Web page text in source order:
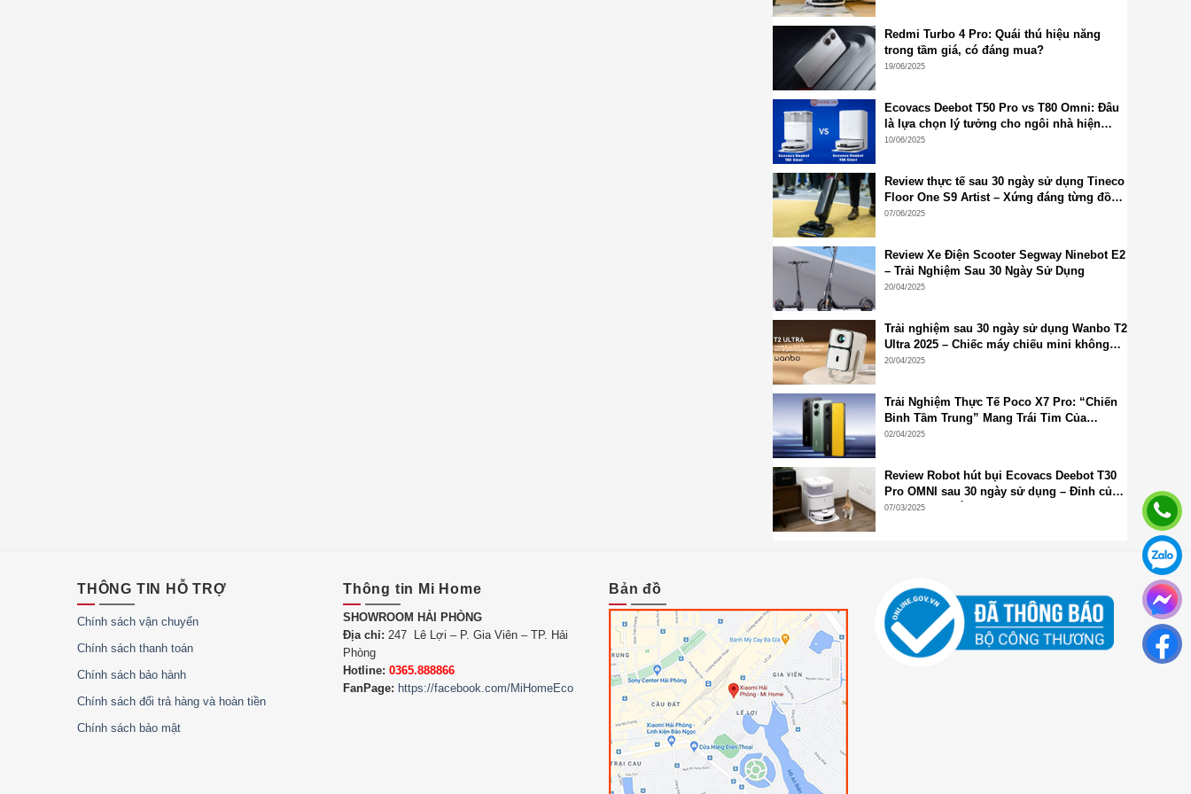
Redmi Turbo 4 Pro: Quái thú hiệu năng
trong tầm giá, có đáng mua?
19/06/2025
Ecovacs Deebot T50 Pro vs T80 Omni: Đâu
là lựa chọn lý tưởng cho ngôi nhà hiện
đại?
10/06/2025
Review thực tế sau 30 ngày sử dụng Tineco
Floor One S9 Artist – Xứng đáng từng đồng
bỏ ra
07/06/2025
Review Xe Điện Scooter Segway Ninebot E2
– Trải Nghiệm Sau 30 Ngày Sử Dụng
20/04/2025
Trải nghiệm sau 30 ngày sử dụng Wanbo T2
Ultra 2025 – Chiếc máy chiếu mini không
thể thiếu cho góc giải trí tại gia
20/04/2025
Trải Nghiệm Thực Tế Poco X7 Pro: “Chiến
Binh Tầm Trung” Mang Trái Tim Của
Flagship
02/04/2025
Review Robot hút bụi Ecovacs Deebot T30
Pro OMNI sau 30 ngày sử dụng – Đỉnh của
chóp dù ra mắt đã lâu!
07/03/2025
THÔNG TIN HỖ TRỢ
Chính sách vận chuyển
Chính sách thanh toán
Chính sách bảo hành
Chính sách đổi trả hàng và hoàn tiền
Chính sách bảo mật
Thông tin Mi Home
SHOWROOM HẢI PHÒNG
Địa chỉ: 247 Lê Lợi – P. Gia Viên – TP. Hải
Phòng
Hotline: 0365.888866
FanPage: https://facebook.com/MiHomeEco
Bản đồ